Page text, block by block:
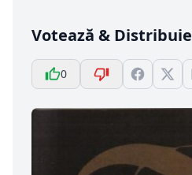
Votează & Distribuie
0